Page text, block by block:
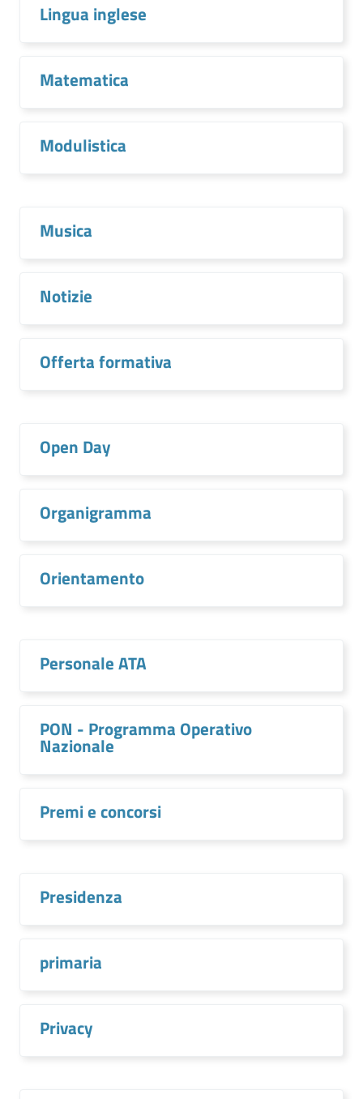
Lingua inglese
Matematica
Modulistica
Musica
Notizie
Offerta formativa
Open Day
Organigramma
Orientamento
Personale ATA
PON - Programma Operativo
Nazionale
Premi e concorsi
Presidenza
primaria
Privacy